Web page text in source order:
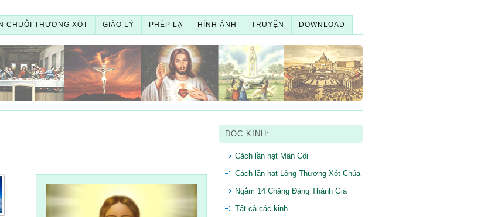
CHUỖI THƯƠNG XÓT GIÁO LÝ PHÉP LẠ HÌNH ẢNH TRUYỆN DOWNLOAD
ĐỌC KINH:
Cách lần hạt Mân Côi
Cách lần hạt Lòng Thương Xót Chúa
Ngắm 14 Chặng Đàng Thánh Giá
Tất cả các kinh